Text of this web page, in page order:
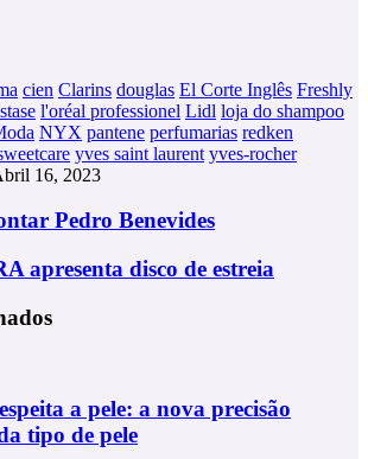
cien Clarins douglas El Corte Inglês Freshly
l'oréal professionel Lidl loja do shampoo
NYX pantene perfumarias redken
yves saint laurent yves-rocher
16, 2023
Pedro Benevides
apresenta disco de estreia
a pele: a nova precisão
tipo de pele